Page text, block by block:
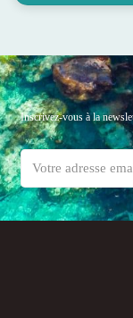
Inscrivez-vous à la